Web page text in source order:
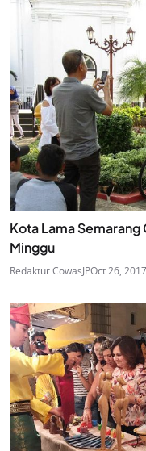
Kota Lama
Minggu
Redaktur CowasJPOct 26, 2017